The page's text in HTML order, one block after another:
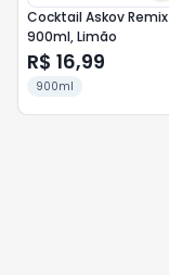
Cocktail Askov Remix
900ml, Limão
R$ 16,99
900ml